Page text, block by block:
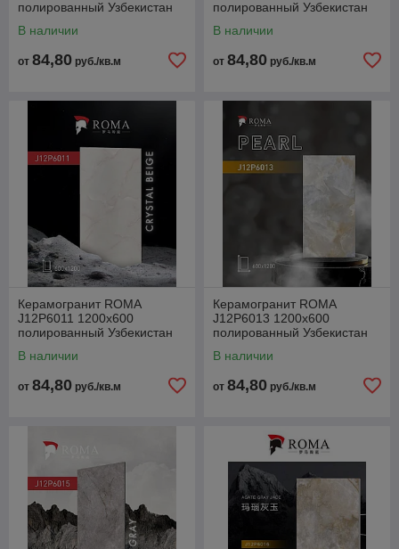
полированный Узбекистан
В наличии
от 84,80 руб./кв.м
полированный Узбекистан
В наличии
от 84,80 руб./кв.м
Керамогранит ROMA
J12P6011 1200x600
полированный Узбекистан
В наличии
от 84,80 руб./кв.м
Керамогранит ROMA
J12P6013 1200x600
полированный Узбекистан
В наличии
от 84,80 руб./кв.м